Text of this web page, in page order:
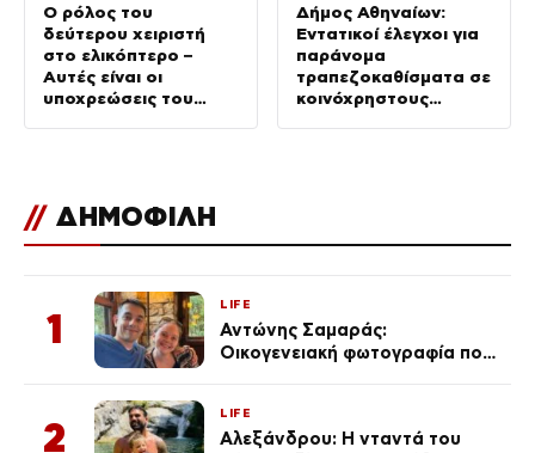
Ο ρόλος του
δεύτερου χειριστή
στο ελικόπτερο –
Αυτές είναι οι
υποχρεώσεις του
Δήμος Αθηναίων:
Εντατικοί έλεγχοι για
παράνομα
τραπεζοκαθίσματα σε
κοινόχρηστους
// ΔΗΜΟΦΙΛΗ
1
LIFE
Αντώνης Σαμαράς:
Οικογενειακή φωτογραφία που
Λένας
2
LIFE
Αλεξάνδρου: Η νταντά του